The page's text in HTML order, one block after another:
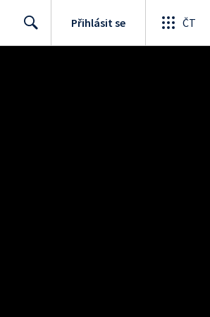
Přihlásit se ČT